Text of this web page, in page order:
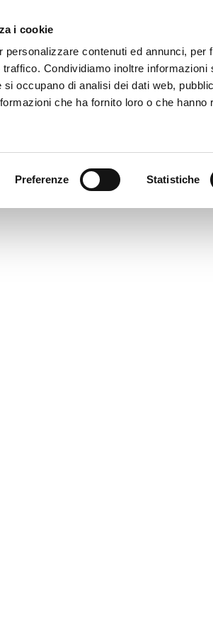
i cookie
personalizzare contenuti ed annunci, per
Condividiamo inoltre
occupano di analisi dei dati web,
che ha fornito loro o che
Preferenze Statistiche
PEOPLE - 011
Dimensione: 515.50 KB
Creata: 17-08-2023
Aggiornato: 17-08-2023